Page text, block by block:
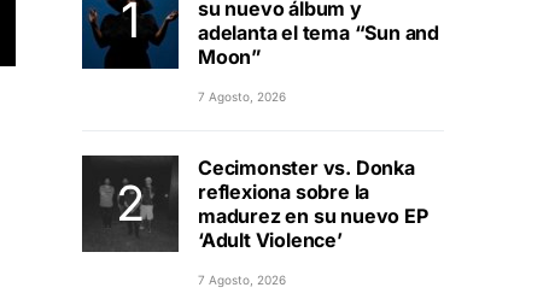
su nuevo álbum y
adelanta el tema “Sun and
Moon”
7 Agosto, 2026
Cecimonster vs. Donka
reflexiona sobre la
madurez en su nuevo EP
‘Adult Violence’
7 Agosto, 2026